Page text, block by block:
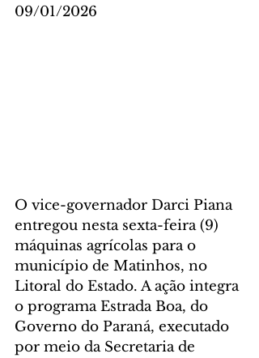
09/01/2026
O vice-governador Darci Piana
entregou nesta sexta-feira (9)
máquinas agrícolas para o
município de Matinhos, no
Litoral do Estado. A ação integra
o programa Estrada Boa, do
Governo do Paraná, executado
por meio da Secretaria de